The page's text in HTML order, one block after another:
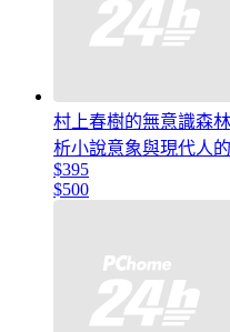
村上春樹的無意識森
析小說意象與現代人
$395
$500